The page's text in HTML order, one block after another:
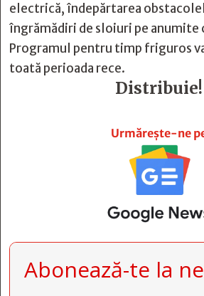
electrică, îndepărtarea
îngrămădiri de sloiuri pe anumite
Programul pentru timp friguros
toată perioada rece.
Distribuie!
Urmărește-ne
Abonează-te la